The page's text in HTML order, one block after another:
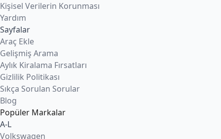
Kişisel Verilerin Korunması
Yardım
Sayfalar
Araç Ekle
Gelişmiş Arama
Aylık Kiralama Fırsatları
Gizlilik Politikası
Sıkça Sorulan Sorular
Blog
Popüler Markalar
A-L
Volkswagen